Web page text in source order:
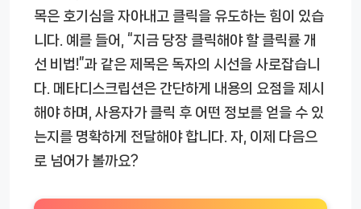
목은 호기심을 자아내고 클릭을 유도하는 힘이 있습
니다. 예를 들어, “지금 당장 클릭해야 할 클릭률 개
선 비법!”과 같은 제목은 독자의 시선을 사로잡습니
다. 메타디스크립션은 간단하게 내용의 요점을 제시
해야 하며, 사용자가 클릭 후 어떤 정보를 얻을 수 있
는지를 명확하게 전달해야 합니다. 자, 이제 다음으
로 넘어가 볼까요?